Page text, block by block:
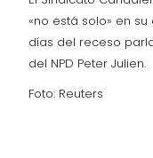
«no está solo» en
días del receso
del NPD Peter Julien.
Foto: Reuters